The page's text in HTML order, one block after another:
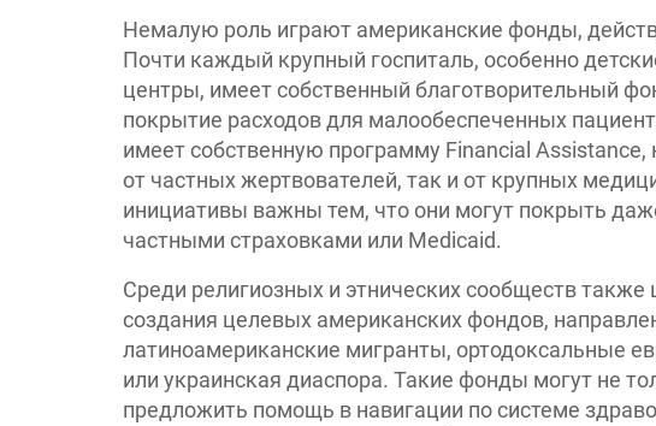
Немалую роль играют американские фонды,
Почти каждый крупный госпиталь, особенно
центры, имеет собственный благотворительный
покрытие расходов для малообеспеченных
имеет собственную программу Financial
от частных жертвователей, так и от крупных
инициативы важны тем, что они могут покрыть
частными страховками или Medicaid.
Среди религиозных и этнических сообществ
создания целевых американских фондов,
латиноамериканские мигранты, ортодоксальные
или украинская диаспора. Такие фонды могут не
предложить помощь в навигации по системе